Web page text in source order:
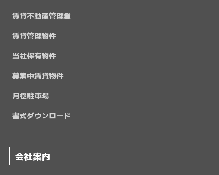
賃貸不動産管理業
賃貸管理物件
当社保有物件
募集中賃貸物件
月極駐車場
書式ダウンロード
会社案内